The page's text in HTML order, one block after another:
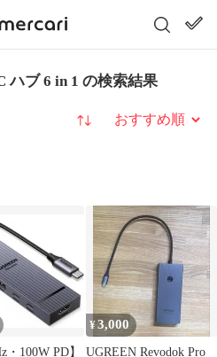
ハブ 6 in 1 の検索結果
並び替え
・100W PD】
¥3,000
UGREEN Revodok Pro